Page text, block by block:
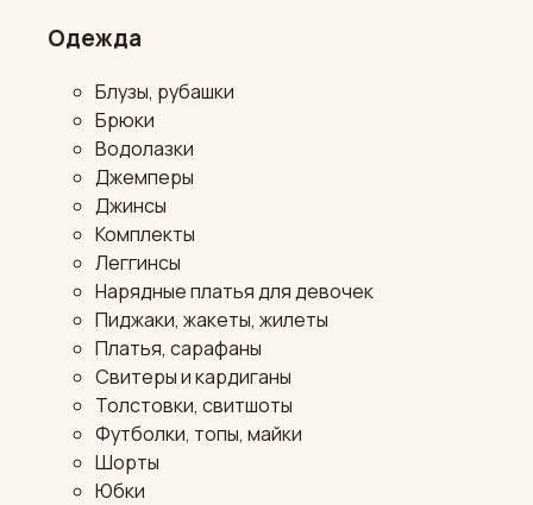
Одежда
Блузы, рубашки
Брюки
Водолазки
Джемперы
Джинсы
Комплекты
Леггинсы
Нарядные платья для девочек
Пиджаки, жакеты, жилеты
Платья, сарафаны
Свитеры и кардиганы
Толстовки, свитшоты
Футболки, топы, майки
Шорты
Юбки